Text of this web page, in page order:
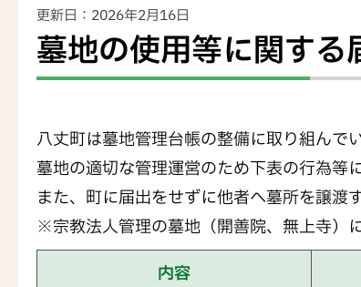
更新日：2026年2月16日
墓地の使用等に関する
八丈町は墓地管理台帳の整備に取り組んで
墓地の適切な管理運営のため下表の行為等
また、町に届出をせずに他者へ墓所を譲渡
※宗教法人管理の墓地（開善院、無上寺）
内容